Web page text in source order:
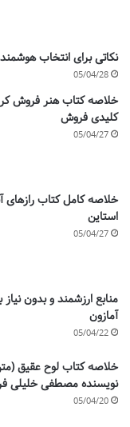
نکاتی برای انتخاب
05/04/28
خلاصه کتاب هنر فروش
کلیدی فروش
05/04/27
خلاصه کامل کتاب رازهای
استاین
05/04/27
منابع ارزشمند و بدون
آمازون
05/04/22
خلاصه کتاب لوح عقیق
نویسنده مصطفی خلیلی
05/04/20